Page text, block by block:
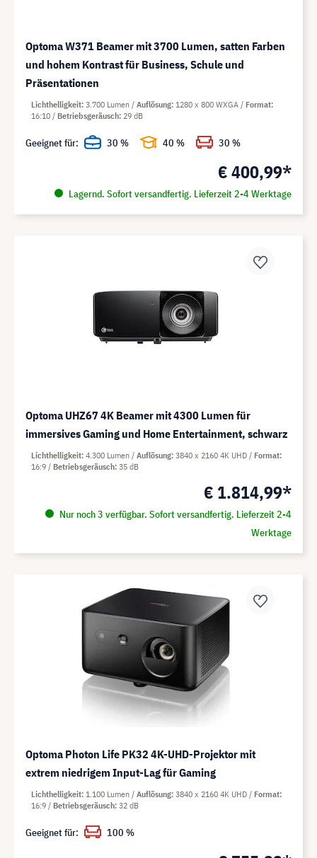
Optoma W371 Beamer mit 3700 Lumen, satten Farben
und hohem Kontrast für Business, Schule und
Präsentationen
€ 400,99*
Lagernd. Sofort versandfertig. Lieferzeit 2-4 Werktage
Lichthelligkeit 3.700 Lumen Auflösung 1280 x 800 WXGA
Format
16:10
Betriebsgeräusch 29 dB
Geeignet für: 30 % 40 % 30 %
Optoma UHZ67 4K Beamer mit 4300 Lumen für
immersives Gaming und Home Entertainment, schwarz
€ 1.814,99*
Nur noch 3 verfügbar. Sofort versandfertig. Lieferzeit 2-4
Werktage
Lichthelligkeit 4.300 Lumen Auflösung 3840 x 2160 4K UHD
Format
16:9
Betriebsgeräusch 35 dB
Optoma Photon Life PK32 4K-UHD-Projektor mit
extrem niedrigem Input-Lag für Gaming
Lichthelligkeit 1.100 Lumen Auflösung 3840 x 2160 4K UHD
Format
16:9
Betriebsgeräusch 32 dB
Geeignet für: 100 %